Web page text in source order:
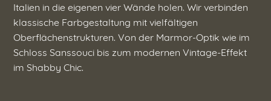
Italien in die eigenen vier Wände holen. Wir verbinden
klassische Farbgestaltung mit vielfältigen
Oberflächenstrukturen. Von der Marmor-Optik wie im
Schloss Sanssouci bis zum modernen Vintage-Effekt
im Shabby Chic.